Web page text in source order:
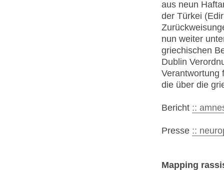
aus neun
der Türkei
nun weiter
griechischen
Dublin
Verantwortung
die über die
Bericht ::
Presse ::
Mapping